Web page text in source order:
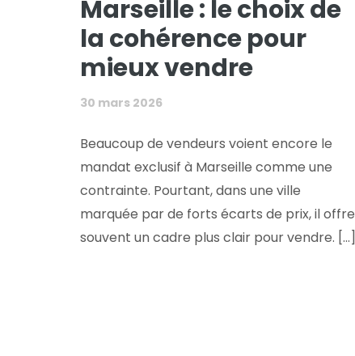
Marseille : le choix de
la cohérence pour
mieux vendre
30 mars 2026
Beaucoup de vendeurs voient encore le
mandat exclusif à Marseille comme une
contrainte. Pourtant, dans une ville
marquée par de forts écarts de prix, il offre
souvent un cadre plus clair pour vendre. [...]